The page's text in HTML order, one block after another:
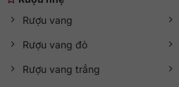
Rượu vang
Rượu vang đỏ
Rượu vang trắng